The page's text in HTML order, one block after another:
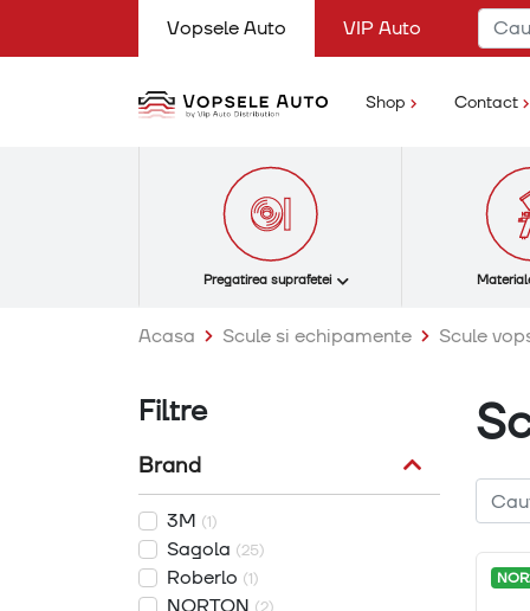
Vopsele Auto (current)VIP Auto
Shop (current)Contact
Pregatirea suprafetei
Acasa Scule si echipamente Scule
Filtre
Brand
3M (1)
Sagola (25)
Roberlo (1)
NORTON (2)